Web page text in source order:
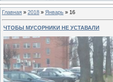
Главная » 2018 » Январь » 16
ЧТОБЫ МУСОРНИКИ НЕ УСТАВАЛИ